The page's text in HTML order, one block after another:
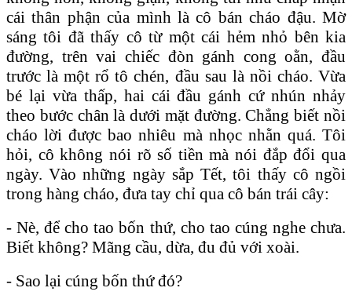
cái thân phận của mình là cô bán cháo đậu. Mờ
sáng tôi đã thấy cô từ một cái hẻm nhỏ bên kia
đường, trên vai chiếc đòn gánh cong oằn, đầu
trước là một rổ tô chén, đầu sau là nồi cháo. Vừa
bé lại vừa thấp, hai cái đầu gánh cứ nhún nhảy
theo bước chân là dưới mặt đường. Chẳng biết nồi
cháo lời được bao nhiêu mà nhọc nhằn quá. Tôi
hỏi, cô không nói rõ số tiền mà nói đắp đổi qua
ngày. Vào những ngày sắp Tết, tôi thấy cô ngồi
trong hàng cháo, đưa tay chỉ qua cô bán trái cây:
- Nè, để cho tao bốn thứ, cho tao cúng nghe chưa.
Biết không? Mãng cầu, dừa, đu đủ với xoài.
- Sao lại cúng bốn thứ đó?